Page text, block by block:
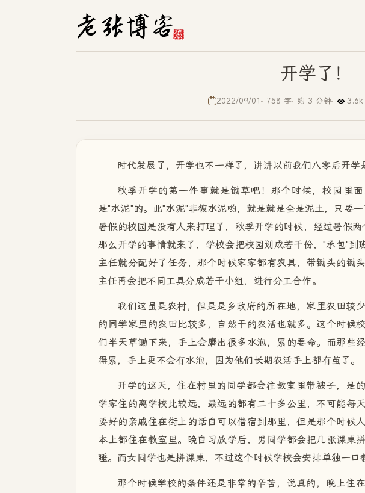
开学了！
2022/09/01 758 字 约 3 分钟 3.6k
时代发展了，开学也不一样了，讲讲以前我们八零后开学
秋季开学的第一件事就是锄草吧！那个时候，校园里
是"水泥"的。此"水泥"非彼水泥哟，就是就是全是泥土，只要
暑假的校园是没有人来打理了，秋季开学的时候，经过暑假两
那么开学的事情就来了，学校会把校园划成若干份，"承包"到
主任就分配好了任务，那个时候家家都有农具，带锄头的锄
主任再会把不同工具分成若干小组，进行分工合作。
我们这虽是农村，但是是乡政府的所在地，家里农田较
的同学家里的农田比较多，自然干的农活也就多。这个时候
们半天草锄下来，手上会磨出很多水泡，累的要命。而那些
得累，手上更不会有水泡，因为他们长期农活手上都有茧了。
开学的这天，住在村里的同学都会往教室里带被子，是
学家住的离学校比较远，最远的都有二十多公里，不可能每
要好的亲戚住在街上的话自可以借宿到那里，但是那个时候
本上都住在教室里。晚自习放学后，男同学都会把几张课桌
睡。而女同学也是拼课桌，不过这个时候学校会安排单独一口
那个时候学校的条件还是非常的辛苦，说真的，晚上住